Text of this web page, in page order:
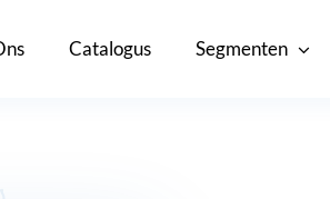
Catalogus Segmenten